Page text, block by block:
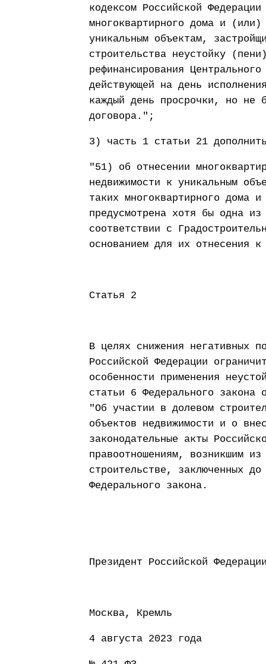
кодексом Российской
многоквартирного дома и
уникальным объектам,
строительства неустойку
рефинансирования
действующей на день
каждый день просрочки, но не
договора.";
3) часть 1 статьи 21
"51) об отнесении
недвижимости к уникальным
таких многоквартирного дома
предусмотрена хотя бы одна
соответствии с
основанием для их отнесения
Статья 2
В целях снижения негативных
Российской Федерации
особенности применения
статьи 6 Федерального
"Об участии в долевом
объектов недвижимости и о
законодательные акты
правоотношениям, возникшим
строительстве, заключенных
Федерального закона.
Президент
Москва, Кремль
4 августа 2023 года